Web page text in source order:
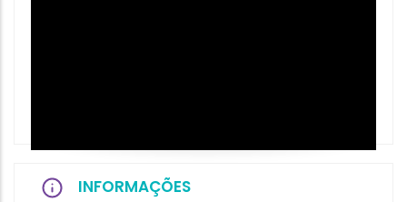
INFORMAÇÕES